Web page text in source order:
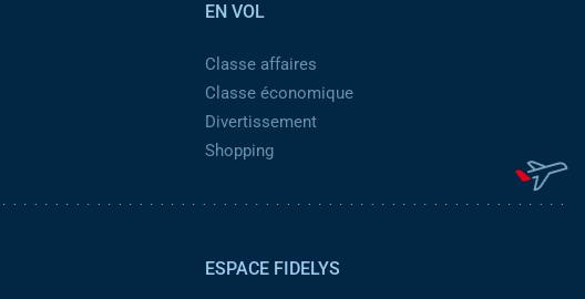
EN VOL
Classe affaires
Classe économique
Divertissement
Shopping
ESPACE FIDELYS